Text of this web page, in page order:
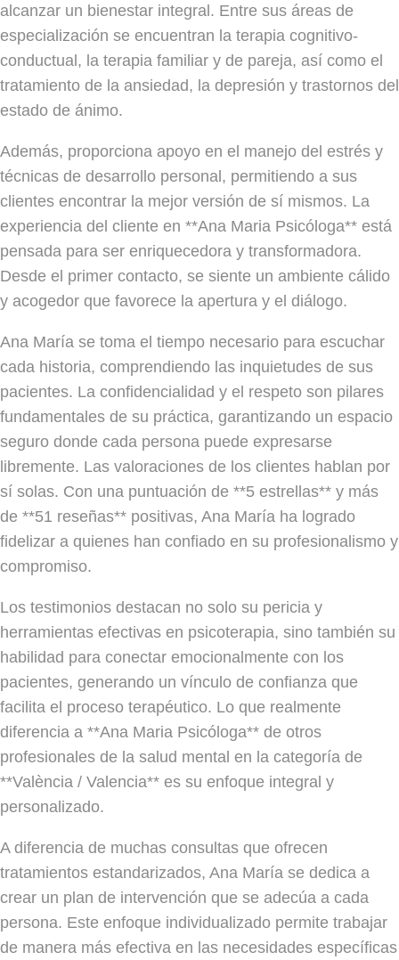
alcanzar un bienestar integral. Entre sus áreas de
especialización se encuentran la terapia cognitivo-
conductual, la terapia familiar y de pareja, así como el
tratamiento de la ansiedad, la depresión y trastornos del
estado de ánimo.
Además, proporciona apoyo en el manejo del estrés y
técnicas de desarrollo personal, permitiendo a sus
clientes encontrar la mejor versión de sí mismos. La
experiencia del cliente en **Ana Maria Psicóloga** está
pensada para ser enriquecedora y transformadora.
Desde el primer contacto, se siente un ambiente cálido
y acogedor que favorece la apertura y el diálogo.
Ana María se toma el tiempo necesario para escuchar
cada historia, comprendiendo las inquietudes de sus
pacientes. La confidencialidad y el respeto son pilares
fundamentales de su práctica, garantizando un espacio
seguro donde cada persona puede expresarse
libremente. Las valoraciones de los clientes hablan por
sí solas. Con una puntuación de **5 estrellas** y más
de **51 reseñas** positivas, Ana María ha logrado
fidelizar a quienes han confiado en su profesionalismo y
compromiso.
Los testimonios destacan no solo su pericia y
herramientas efectivas en psicoterapia, sino también su
habilidad para conectar emocionalmente con los
pacientes, generando un vínculo de confianza que
facilita el proceso terapéutico. Lo que realmente
diferencia a **Ana Maria Psicóloga** de otros
profesionales de la salud mental en la categoría de
**València / Valencia** es su enfoque integral y
personalizado.
A diferencia de muchas consultas que ofrecen
tratamientos estandarizados, Ana María se dedica a
crear un plan de intervención que se adecúa a cada
persona. Este enfoque individualizado permite trabajar
de manera más efectiva en las necesidades específicas